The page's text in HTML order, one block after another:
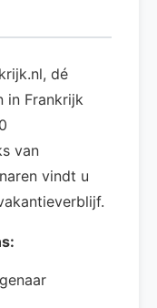
dé
in Frankrijk
van
vindt u